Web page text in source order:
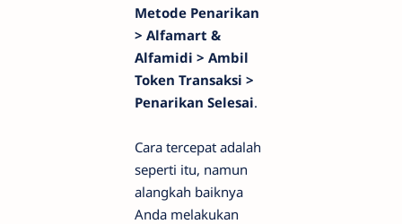
Metode Penarikan
> Alfamart &
Alfamidi > Ambil
Token Transaksi >
Penarikan Selesai.
Cara tercepat adalah
seperti itu, namun
alangkah baiknya
Anda melakukan